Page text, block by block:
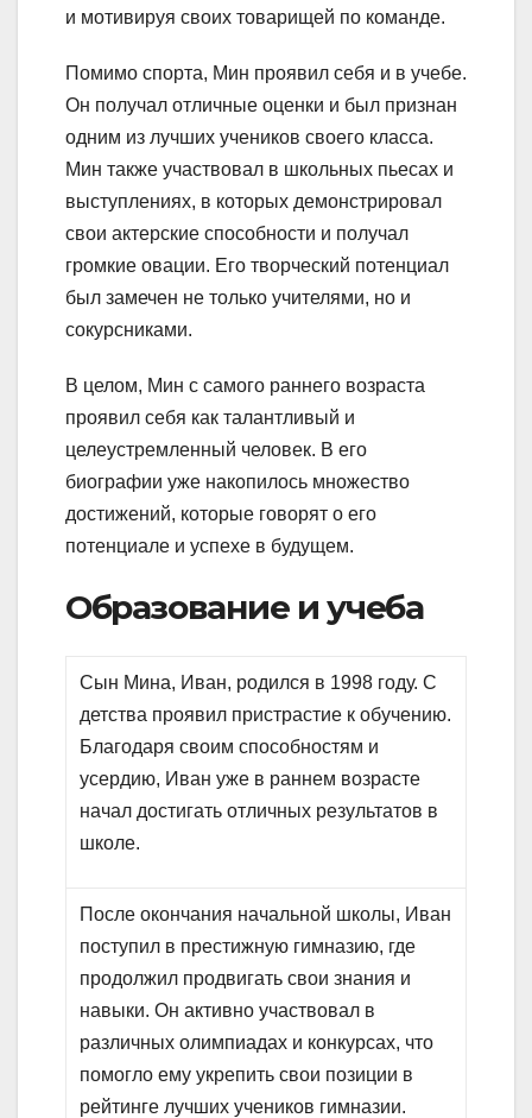
и мотивируя своих товарищей по команде.
Помимо спорта, Мин проявил себя и в учебе.
Он получал отличные оценки и был признан
одним из лучших учеников своего класса.
Мин также участвовал в школьных пьесах и
выступлениях, в которых демонстрировал
свои актерские способности и получал
громкие овации. Его творческий потенциал
был замечен не только учителями, но и
сокурсниками.
В целом, Мин с самого раннего возраста
проявил себя как талантливый и
целеустремленный человек. В его
биографии уже накопилось множество
достижений, которые говорят о его
потенциале и успехе в будущем.
Образование и учеба
Сын Мина, Иван, родился в 1998 году. С
детства проявил пристрастие к обучению.
Благодаря своим способностям и
усердию, Иван уже в раннем возрасте
начал достигать отличных результатов в
школе.
После окончания начальной школы, Иван
поступил в престижную гимназию, где
продолжил продвигать свои знания и
навыки. Он активно участвовал в
различных олимпиадах и конкурсах, что
помогло ему укрепить свои позиции в
рейтинге лучших учеников гимназии.